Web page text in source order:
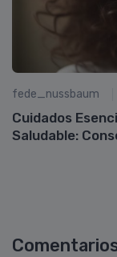
fede_nussbaum
Cuidados
Saludable: